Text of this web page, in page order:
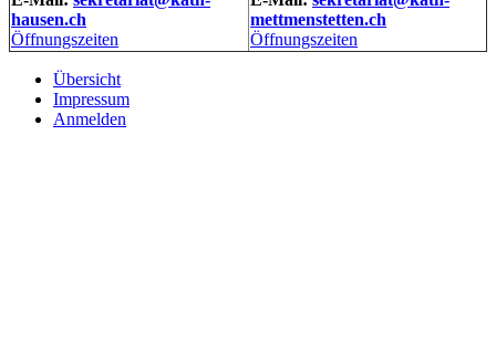
hausen.ch
Öffnungszeiten
mettmenstetten.ch
Öffnungszeiten
Übersicht
Impressum
Anmelden